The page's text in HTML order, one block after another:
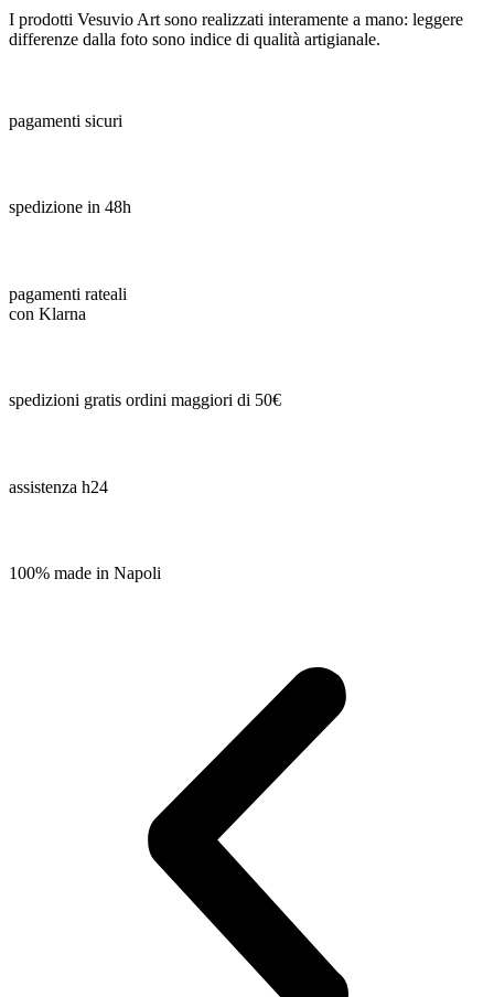
I prodotti Vesuvio Art sono realizzati interamente a mano: leggere
differenze dalla foto sono indice di qualità artigianale.
pagamenti sicuri
spedizione in 48h
pagamenti rateali
con Klarna
spedizioni gratis ordini maggiori di 50€
assistenza h24
100% made in Napoli